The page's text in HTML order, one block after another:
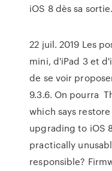
iOS 8 dès sa
22 juil. 2019 Les
mini, d'iPad 3 et
de se voir
9.3.6. On pourra
which says
upgrading to iOS
practically
responsible?